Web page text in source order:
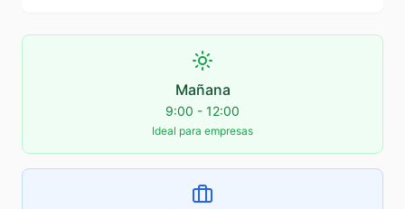
Mañana
9:00 - 12:00
Ideal para empresas